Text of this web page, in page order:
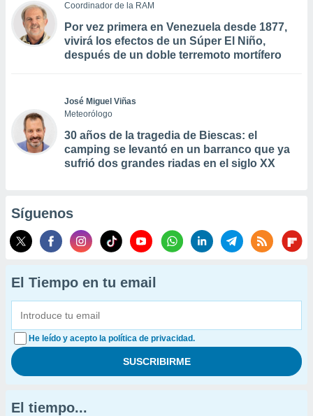
Coordinador de la RAM
Por vez primera en Venezuela desde 1877,
vivirá los efectos de un Súper El Niño,
después de un doble terremoto mortífero
José Miguel Viñas
Meteorólogo
30 años de la tragedia de Biescas: el
camping se levantó en un barranco que ya
sufrió dos grandes riadas en el siglo XX
Síguenos
El Tiempo en tu email
He leído y acepto la política de privacidad.
El tiempo...